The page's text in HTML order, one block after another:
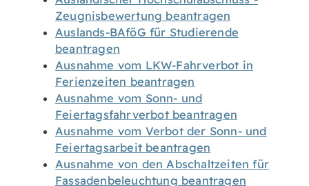
Zeugnisbewertung beantragen
Auslands-BAföG für Studierende
beantragen
Ausnahme vom LKW-Fahrverbot in
Ferienzeiten beantragen
Ausnahme vom Sonn- und
Feiertagsfahrverbot beantragen
Ausnahme vom Verbot der Sonn- und
Feiertagsarbeit beantragen
Ausnahme von den Abschaltzeiten für
Fassadenbeleuchtung beantragen